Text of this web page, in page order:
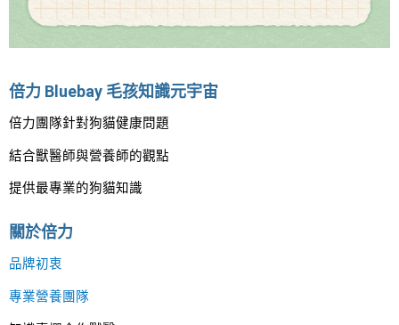
倍力 Bluebay 毛孩知識元宇宙
倍力團隊針對狗貓健康問題
結合獸醫師與營養師的觀點
提供最專業的狗貓知識
關於倍力
品牌初衷
專業營養團隊